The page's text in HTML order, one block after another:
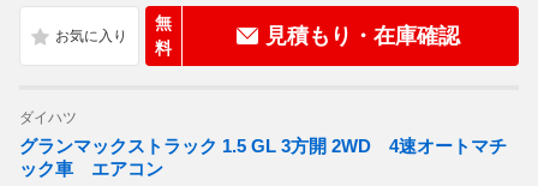
無
料
見積もり・在庫確認
ダイハツ
グランマックストラック 1.5 GL 3方開 2WD 4速オートマチ
ック車 エアコン